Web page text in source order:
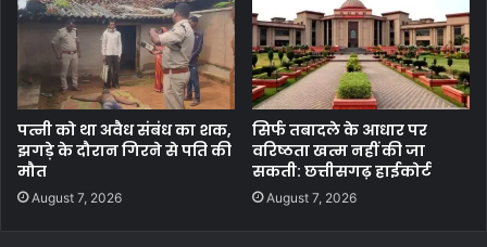
पत्नी को था अवैध संबंध का शक,
झगड़े के दौरान गिरने से पति की
मौत
August 7, 2026
सिर्फ तबादले के आधार पर
वरिष्ठता खत्म नहीं की जा
सकती: छत्तीसगढ़ हाईकोर्ट
August 7, 2026